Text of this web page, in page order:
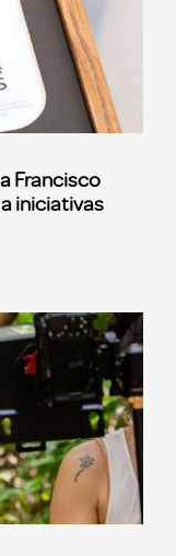
Francisco
iniciativas